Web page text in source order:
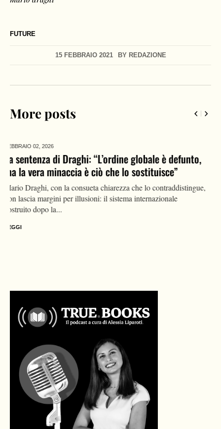
FUTURE
15 FEBBRAIO 2021 BY REDAZIONE
More posts
SETTEMBRE 16,
Draghi avverte l’Ue: “L’inazione minaccia anche la
sovranità”
Mario Draghi avverte l'Ue: l'inazione mette a rischio sovranità e
competitività europea. Critiche a energia, burocrazia e digitale